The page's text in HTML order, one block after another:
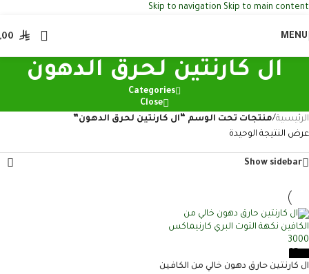
Skip to navigation Skip to main content
MENU
ال كارنتين لحرق الدهون
Categories
Close
الرئيسية/منتجات تحت الوسم “ال كارنتين لحرق الدهون”
عرض النتيجة الوحيدة
Show sidebar
ال كارنتين حارق دهون خالي من الكافين